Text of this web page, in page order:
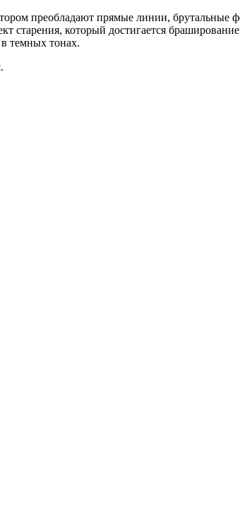
преобладают прямые линии, брутальные
который достигается
темных тонах.